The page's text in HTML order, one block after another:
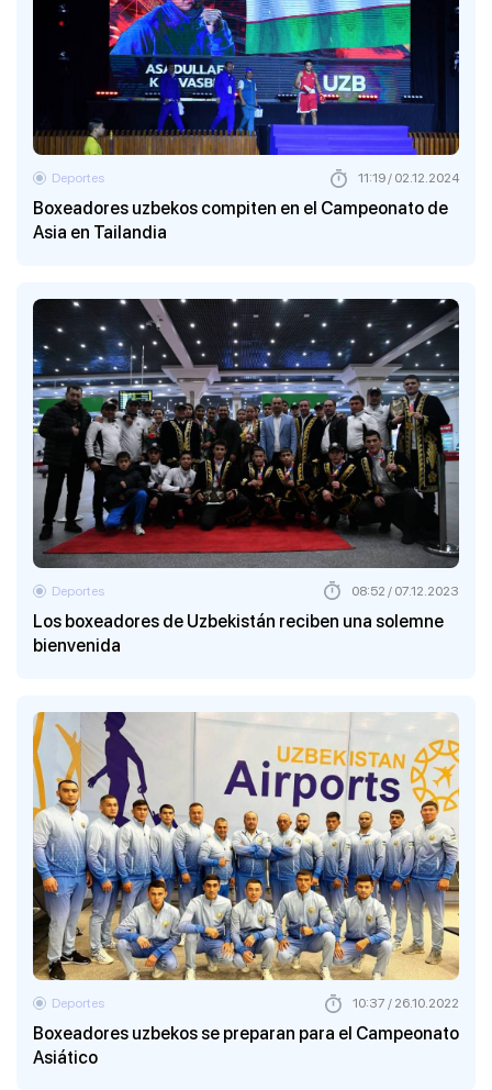
Boxeadores uzbekos compiten en el Campeonato de
Asia en Tailandia
Deportes 11:19 / 02.12.2024
Los boxeadores de Uzbekistán reciben una solemne
bienvenida
Deportes 08:52 / 07.12.2023
Boxeadores uzbekos se preparan para el Campeonato
Asiático
Deportes 10:37 / 26.10.2022